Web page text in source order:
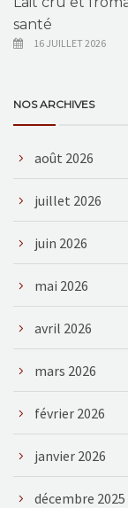
santé
16 JUILLET 2026
NOS ARCHIVES
août 2026
juillet 2026
juin 2026
mai 2026
avril 2026
mars 2026
février 2026
janvier 2026
décembre 2025